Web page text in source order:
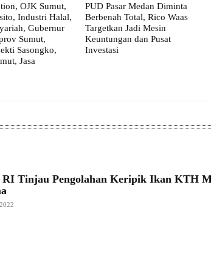
OJK Sumut,
Industri Halal,
Gubernur
Sumut,
Sasongko,
Jasa
PUD Pasar Medan Diminta
Berbenah Total, Rico Waas
Targetkan Jadi Mesin
Keuntungan dan Pusat
Investasi
Tinjau Pengolahan Keripik Ikan KTH